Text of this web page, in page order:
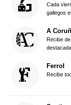
Cada
gallegos
A
Recibe
Ferrol
Recibe